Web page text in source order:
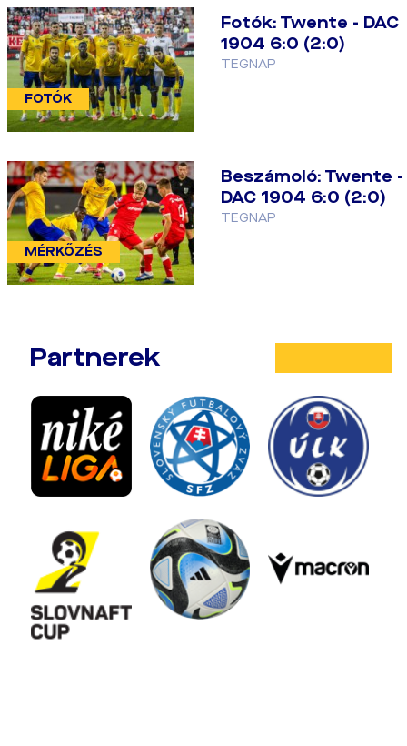
FOTÓK
Fotók: Twente - DAC
1904 6:0 (2:0)
TEGNAP
MÉRKŐZÉS
Beszámoló: Twente -
DAC 1904 6:0 (2:0)
TEGNAP
Partnerek